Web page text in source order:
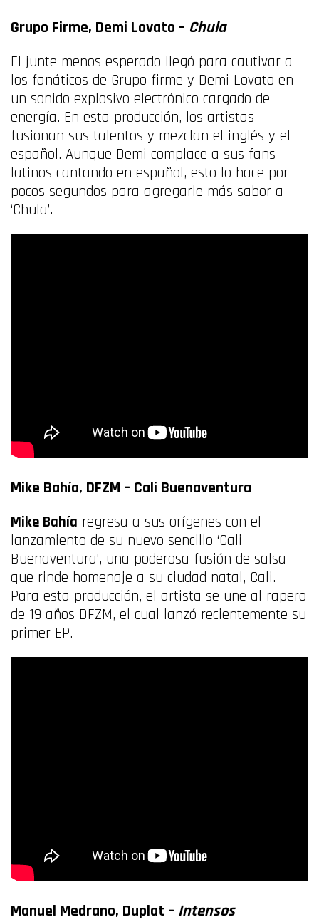
Grupo Firme, Demi Lovato – Chula
El junte menos esperado llegó para cautivar a
los fanáticos de Grupo firme y Demi Lovato en
un sonido explosivo electrónico cargado de
energía. En esta producción, los artistas
fusionan sus talentos y mezclan el inglés y el
español. Aunque Demi complace a sus fans
latinos cantando en español, esto lo hace por
pocos segundos para agregarle más sabor a
‘Chula’.
Mike Bahía, DFZM – Cali Buenaventura
Mike Bahía regresa a sus orígenes con el
lanzamiento de su nuevo sencillo ‘Cali
Buenaventura’, una poderosa fusión de salsa
que rinde homenaje a su ciudad natal, Cali.
Para esta producción, el artista se une al rapero
de 19 años DFZM, el cual lanzó recientemente su
primer EP.
Manuel Medrano, Duplat – Intensos